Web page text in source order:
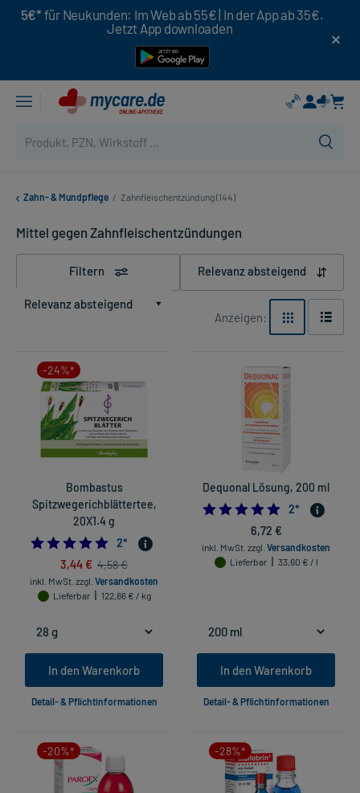
5€* für Neukunden: Im Web ab 55€ | In der App ab 35€.
Jetzt App downloaden
Zahn- & Mundpflege / Zahnfleischentzündung (144)
Mittel gegen Zahnfleischentzündungen
Filtern Relevanz absteigend
Relevanz absteigend
Anzeigen:
-24%*
Bombastus
Spitzwegerichblättertee,
20X1.4 g
5.0
2*
3,44 € 4,58 €
inkl. MwSt. zzgl. Versandkosten
Lieferbar
122,86 € / kg
In den Warenkorb
Detail- & Pflichtinformationen
Dequonal Lösung, 200 ml
5.0
2*
6,72 €
inkl. MwSt. zzgl. Versandkosten
Lieferbar
33,60 € / l
In den Warenkorb
Detail- & Pflichtinformationen
-20%* -28%*